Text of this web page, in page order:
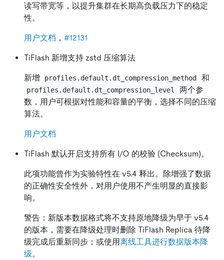
读写带宽等，以提升集群在长期高负载压力下的稳定
性。
用户文档 ， #12131
TiFlash 新增支持 zstd 压缩算法
新增 profiles.default.dt_compression_method 和
profiles.default.dt_compression_level
两个参
数，用户可根据对性能和容量的平衡，选择不同的压缩
算法。
用户文档
TiFlash 默认开启支持所有 I/O 的校验 (Checksum)。
此项功能曾作为实验特性在 v5.4 释出。除增强了数据
的正确性安全性外，对用户使用不产生明显的直接影
响。
警告：新版本数据格式将不支持原地降级为早于 v5.4
的版本，需要在降级处理时删除 TiFlash Replica 待降
级完成后重新同步；或使用离线工具进行数据版本降
级。